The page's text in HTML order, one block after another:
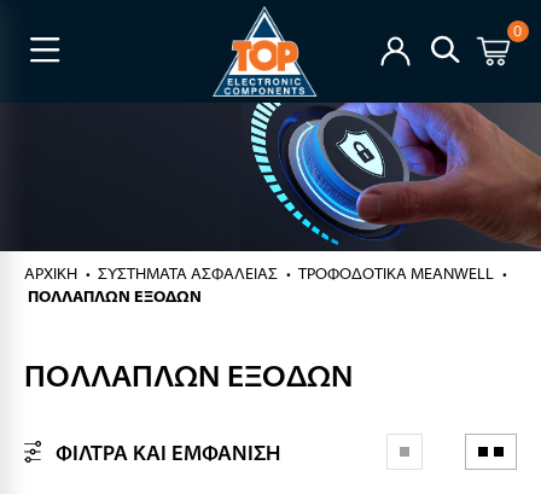
0
ΑΡΧΙΚΉ ΣΥΣΤΗΜΑΤΑ ΑΣΦΑΛΕΙΑΣ
ΤΡΟΦΟΔΟΤΙΚΑ MEANWELL
ΠΟΛΛΑΠΛΩΝ ΕΞΟΔΩΝ
ΠΟΛΛΑΠΛΩΝ ΕΞΟΔΩΝ
ΦΙΛΤΡΑ ΚΑΙ ΕΜΦΑΝΙΣΗ